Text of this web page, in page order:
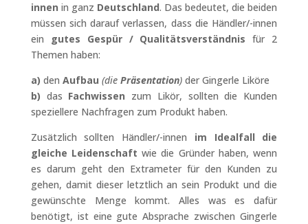
innen in ganz Deutschland. Das bedeutet, die beiden
müssen sich darauf verlassen, dass die Händler/-innen
ein
gutes Gespür / Qualitätsverständnis für 2
Themen haben:
a) den Aufbau (die Präsentation)der Gingerle Liköre
b) das Fachwissen zum Likör, sollten die Kunden
speziellere Nachfragen zum Produkt haben.
Zusätzlich sollten Händler/-innen im Idealfall die
gleiche Leidenschaft wie die Gründer haben, wenn
es darum geht den Extrameter für den Kunden zu
gehen, damit dieser letztlich an sein Produkt und die
gewünschte Menge kommt. Alles was es dafür
benötigt, ist eine gute Absprache zwischen Gingerle